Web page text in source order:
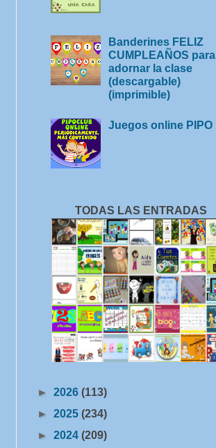
Banderines FELIZ
CUMPLEAÑOS para
adornar la clase
(descargable)
(imprimible)
Juegos online PIPO
TODAS LAS ENTRADAS
► 2026 (113)
► 2025 (234)
► 2024 (209)